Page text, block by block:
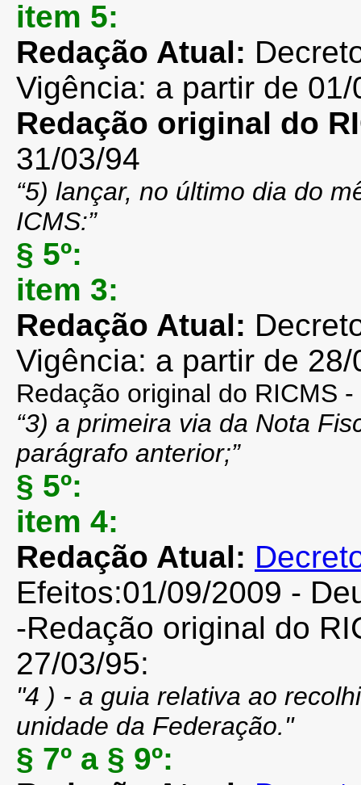
item 5:
Redação Atual:
Vigência: a partir de 01/
Redação original do
31/03/94
“5) lançar, no último dia do
ICMS:”
§ 5º:
item 3:
Redação Atual:
Vigência: a partir de 28/
Redação original do RICMS
“3) a primeira via da Nota
parágrafo anterior;”
§ 5º:
item 4:
Redação Atual:
Efeitos:01/09/2009 -
-Redação original do
27/03/95:
"4 ) - a guia relativa ao
unidade da Federação."
§ 7º a § 9º: